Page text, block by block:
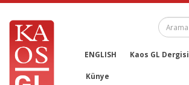
ENGLISH Kaos GL Dergisi
Künye